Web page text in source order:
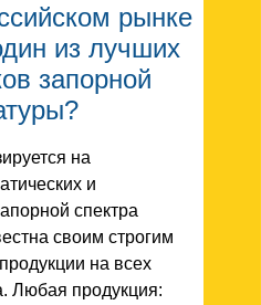
рынке
из лучших
запорной
на
и
спектра
своим строгим
на всех
Любая продукция: